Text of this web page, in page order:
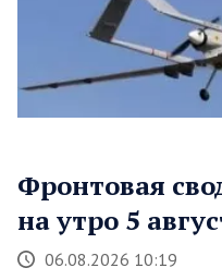
Фронтовая
на утро 5
06.08.2026 10:19